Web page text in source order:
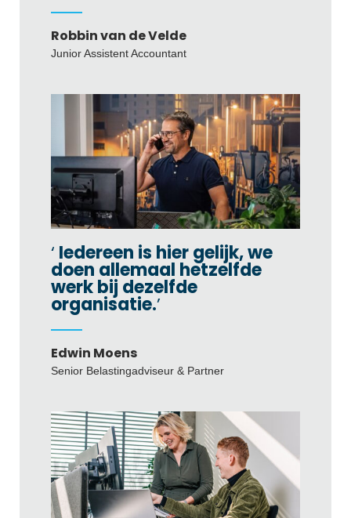
Robbin van de Velde
Junior Assistent Accountant
Iedereen is hier gelijk, we
doen allemaal hetzelfde
werk bij dezelfde
organisatie.
Edwin Moens
Senior Belastingadviseur & Partner